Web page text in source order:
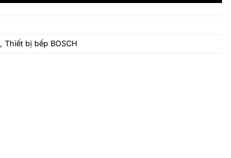
, Thiết bị bếp BOSCH